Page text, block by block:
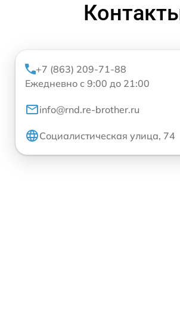
+7 (863) 209-71-88
Ежедневно с 9:00 до 21:00
info@rnd.re-brother.ru
Социалистическая улица, 74